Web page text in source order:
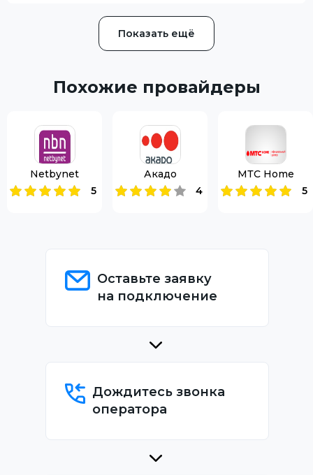
Показать ещё
Похожие провайдеры
Netbynet
5
Акадо
4
МТС Home
5
Оставьте заявку
на подключение
Дождитесь звонка
оператора